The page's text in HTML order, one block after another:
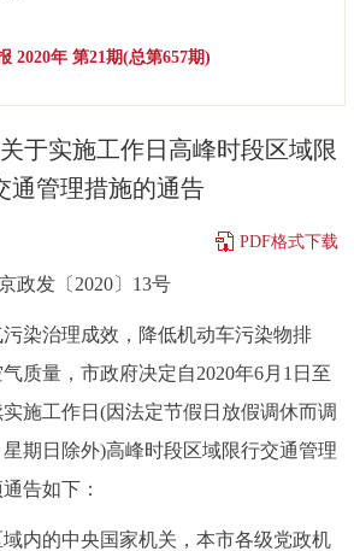
专题公开
部门服务
阳光政务
我要咨询
2020年 第21期(总第657期)
于实施工作日高峰时段区域限
通管理措施的通告
PDF格式下载
政发〔2020〕13号
治理成效，降低机动车污染物排
质量，市政府决定自2020年6月1日至
实施工作日(因法定节假日放假调休而调
期日除外)高峰时段区域限行交通管理
告如下：
的中央国家机关，本市各级党政机